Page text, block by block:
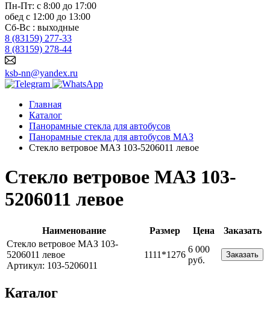
Пн-Пт: с 8:00 до 17:00
обед с 12:00 до 13:00
Сб-Вс : выходные
8 (83159) 277-33
8 (83159) 278-44
ksb-nn@yandex.ru
Главная
Каталог
Панорамные стекла для автобусов
Панорамные стекла для автобусов МАЗ
Стекло ветровое МАЗ 103-5206011 левое
Стекло ветровое МАЗ 103-
5206011 левое
Наименование Размер Цена
Заказать
Стекло ветровое МАЗ 103-
5206011 левое
Артикул: 103-5206011
1111*1276
6 000
руб.
Заказать
Каталог